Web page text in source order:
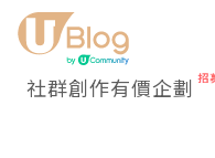
社群創作有價企劃